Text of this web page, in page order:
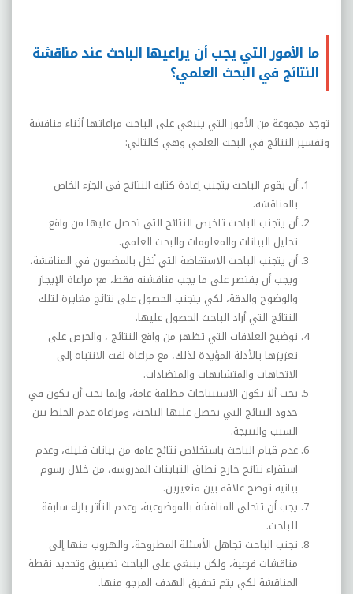
ما الأمور التي يجب أن يراعيها الباحث عند مناقشة
النتائج في البحث العلمي؟
توجد مجموعة من الأمور التي ينبغي على الباحث مراعاتها أثناء مناقشة
وتفسير النتائج في البحث العلمي وهي كالتالي:
أن يقوم الباحث يتجنب إعادة كتابة النتائج في الجزء الخاص
بالمناقشة.
أن يتجنب الباحث تلخيص النتائج التي تحصل عليها من واقع
تحليل البيانات والمعلومات والبحث العلمي.
أن يتجنب الباحث الاستفاضة التي تُخل بالمضمون في المناقشة،
ويجب أن يقتصر على ما يجب مناقشته فقط، مع مراعاة الإيجاز
والوضوح والدقة، لكي يتجنب الحصول على نتائج مغايرة لتلك
النتائج التي أراد الباحث الحصول عليها.
توضيح العلاقات التي تظهر من واقع النتائج ، والحرص على
تعزيزها بالأدلة المؤيدة لذلك، مع مراعاة لفت الانتباه إلى
الاتجاهات والمتشابهات والمتضادات.
يجب ألا تكون الاستنتاجات مطلقة عامة، وإنما يجب أن تكون في
حدود النتائج التي تحصل عليها الباحث، ومراعاة عدم الخلط بين
السبب والنتيجة.
عدم قيام الباحث باستخلاص نتائج عامة من بيانات قليلة، وعدم
استقراء نتائج خارج نطاق التباينات المدروسة، من خلال رسوم
بيانية توضح علاقة بين متغيرين.
يجب أن تتحلى المناقشة بالموضوعية، وعدم التأثر بآراء سابقة
للباحث.
تجنب الباحث تجاهل الأسئلة المطروحة، والهروب منها إلى
مناقشات فرعية، ولكن ينبغي على الباحث تضييق وتحديد نقطة
المناقشة لكي يتم تحقيق الهدف المرجو منها.